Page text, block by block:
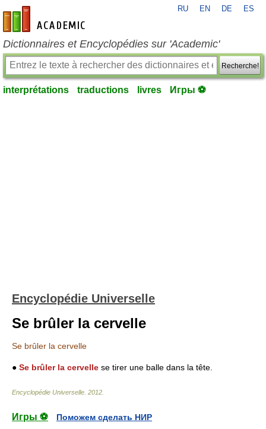
fr-academic.com
RU EN DE ES
Dictionnaires et Encyclopédies sur 'Academic'
Recherche!
interprétations traductions livres Игры ⚽
Encyclopédie Universelle
Se brûler la cervelle
Se brûler la cervelle
● Se brûler la cervelle se tirer une balle dans la tête.
Encyclopédie Universelle 2012
Игры ⚽
Поможем сделать НИР